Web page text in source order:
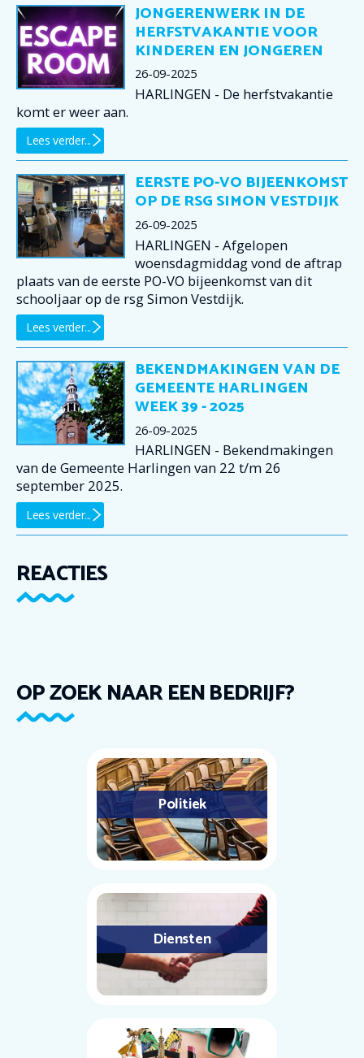
JONGERENWERK IN DE
HERFSTVAKANTIE VOOR
KINDEREN EN JONGEREN
26-09-2025
HARLINGEN - De herfstvakantie
komt er weer aan.
Lees verder...
EERSTE PO-VO BIJEENKOMST
OP DE RSG SIMON VESTDIJK
26-09-2025
HARLINGEN - Afgelopen
woensdagmiddag vond de aftrap
plaats van de eerste PO-VO bijeenkomst van dit
schooljaar op de rsg Simon Vestdijk.
Lees verder...
BEKENDMAKINGEN VAN DE
GEMEENTE HARLINGEN
WEEK 39 - 2025
26-09-2025
HARLINGEN - Bekendmakingen
van de Gemeente Harlingen van 22 t/m 26
september 2025.
Lees verder...
REACTIES
OP ZOEK NAAR EEN BEDRIJF?
Politiek
Diensten